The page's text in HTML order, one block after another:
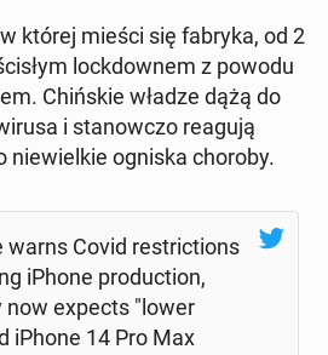
której mieści się fabryka, od 2
lock­dow­nem z powodu
Chiń­skie władze dążą do
i sta­now­czo reagują
nie­wiel­kie ogniska choroby.
warns Covid re­stric­tions
iPhone pro­duc­tion,
now expects "lower
iPhone 14 Pro Max